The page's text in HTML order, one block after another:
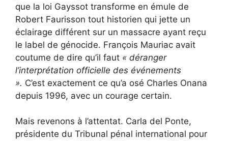
que la loi Gayssot transforme en émule de
Robert Faurisson tout historien qui jette un
éclairage différent sur un massacre ayant reçu
le label de génocide. François Mauriac avait
coutume de dire qu’il faut « déranger
l’interprétation officielle des événements
». C’est exactement ce qu’a osé Charles Onana
depuis 1996, avec un courage certain.
Mais revenons à l’attentat. Carla del Ponte,
présidente du Tribunal pénal international pour